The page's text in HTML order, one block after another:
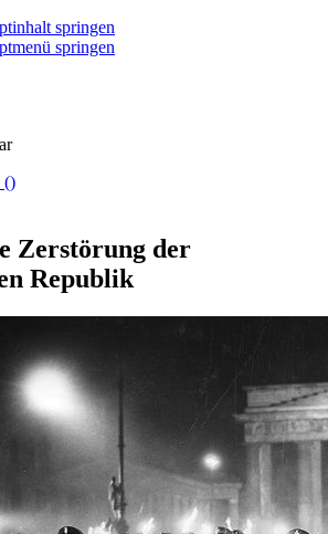
springen
springen
()
Zerstörung der
Republik